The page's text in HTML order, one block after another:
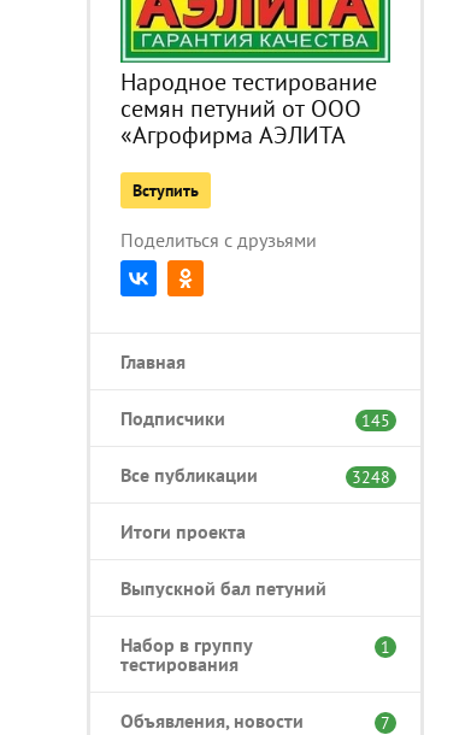
Народное тестирование
семян петуний от ООО
«Агрофирма АЭЛИТА
Вступить
Поделиться с друзьями
Главная
Подписчики 145
Все публикации 3248
Итоги проекта
Выпускной бал петуний
Набор в группу
тестирования
1
Объявления, новости 7